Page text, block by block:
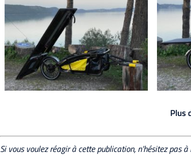
Plus
Si vous voulez réagir à cette publication, n’hésitez pas